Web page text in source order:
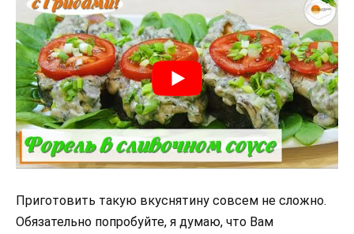
Приготовить такую вкуснятину совсем не сложно.
Обязательно попробуйте, я думаю, что Вам